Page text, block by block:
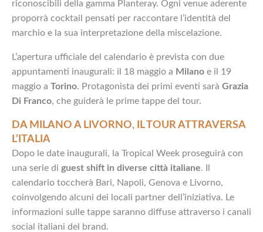
riconoscibili della gamma Planteray. Ogni venue aderente
proporrà cocktail pensati per raccontare l’identità del
marchio e la sua interpretazione della miscelazione.
L’apertura ufficiale del calendario è prevista con due
appuntamenti inaugurali: il 18 maggio a Milano e il 19
maggio a Torino. Protagonista dei primi eventi sarà Grazia
Di Franco, che guiderà le prime tappe del tour.
DA MILANO A LIVORNO, IL TOUR ATTRAVERSA
L’ITALIA
Dopo le date inaugurali, la Tropical Week proseguirà con
una serie di guest shift in diverse città italiane. Il
calendario toccherà Bari, Napoli, Genova e Livorno,
coinvolgendo alcuni dei locali partner dell’iniziativa. Le
informazioni sulle tappe saranno diffuse attraverso i canali
social italiani del brand.